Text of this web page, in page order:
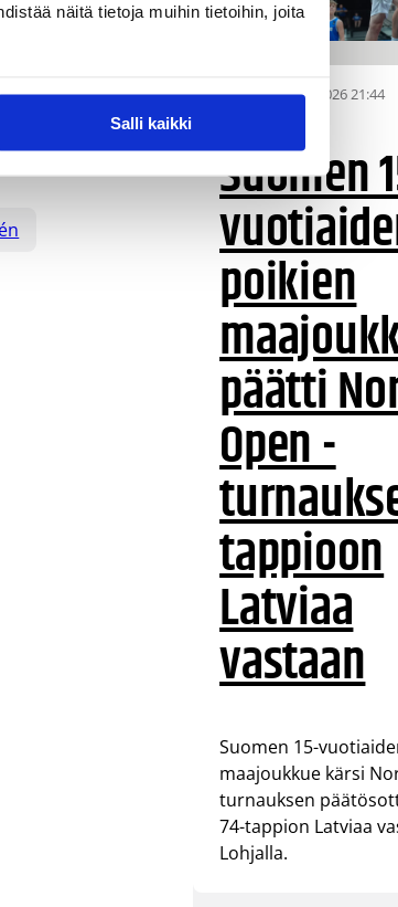
näitä tietoja muihin tietoihin, joita
Salli kaikki
MU15 06.08.2026 21:44
Suomen
poikien
päätti
Open -
tappioon
Latviaa
vastaan
Suomen 15-
maajoukkue kärsi
turnauksen
74-tappion Latviaa
Lohjalla.